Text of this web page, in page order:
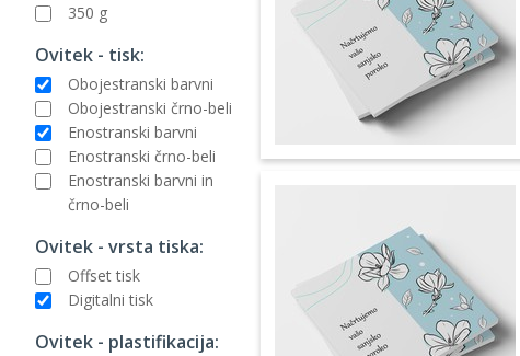
350 g
Ovitek - tisk:
Obojestranski barvni
Obojestranski črno-beli
Enostranski barvni
Enostranski črno-beli
Enostranski barvni in
črno-beli
Ovitek - vrsta tiska:
Offset tisk
Digitalni tisk
Ovitek - plastifikacija: